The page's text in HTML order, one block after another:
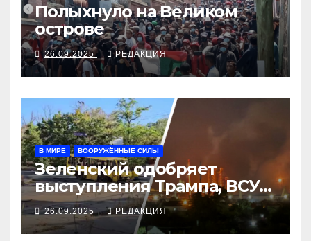
Полыхнуло на Великом
острове
26.09.2025 РЕДАКЦИЯ
В МИРЕ ВООРУЖЁННЫЕ СИЛЫ
Зеленский одобряет
выступления Трампа, ВСУ
закрыли Добропольский
рубеж
26.09.2025 РЕДАКЦИЯ